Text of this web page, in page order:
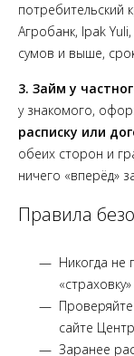
потребительский
Агробанк, Ipak
сумов и выше,
3. Займ у
у знакомого,
расписку или
обеих сторон и
ничего «вперёд»
Правила
Никогда не
сайте
Заранее